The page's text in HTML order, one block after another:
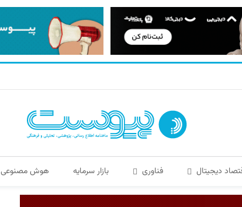
دیجیتال فناوری بازار سرمایه هوش مصنوعی